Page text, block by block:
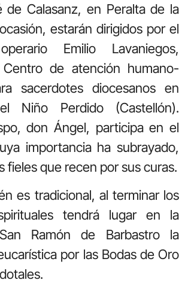
de Calasanz, en Peralta de la
estarán dirigidos por el
Emilio Lavaniegos,
de atención humano-
sacerdotes diocesanos en
Niño Perdido (Castellón).
don Ángel, participa en el
importancia ha subrayado,
fieles que recen por sus curas.
es tradicional, al terminar los
tendrá lugar en la
Ramón de Barbastro la
por las Bodas de Oro